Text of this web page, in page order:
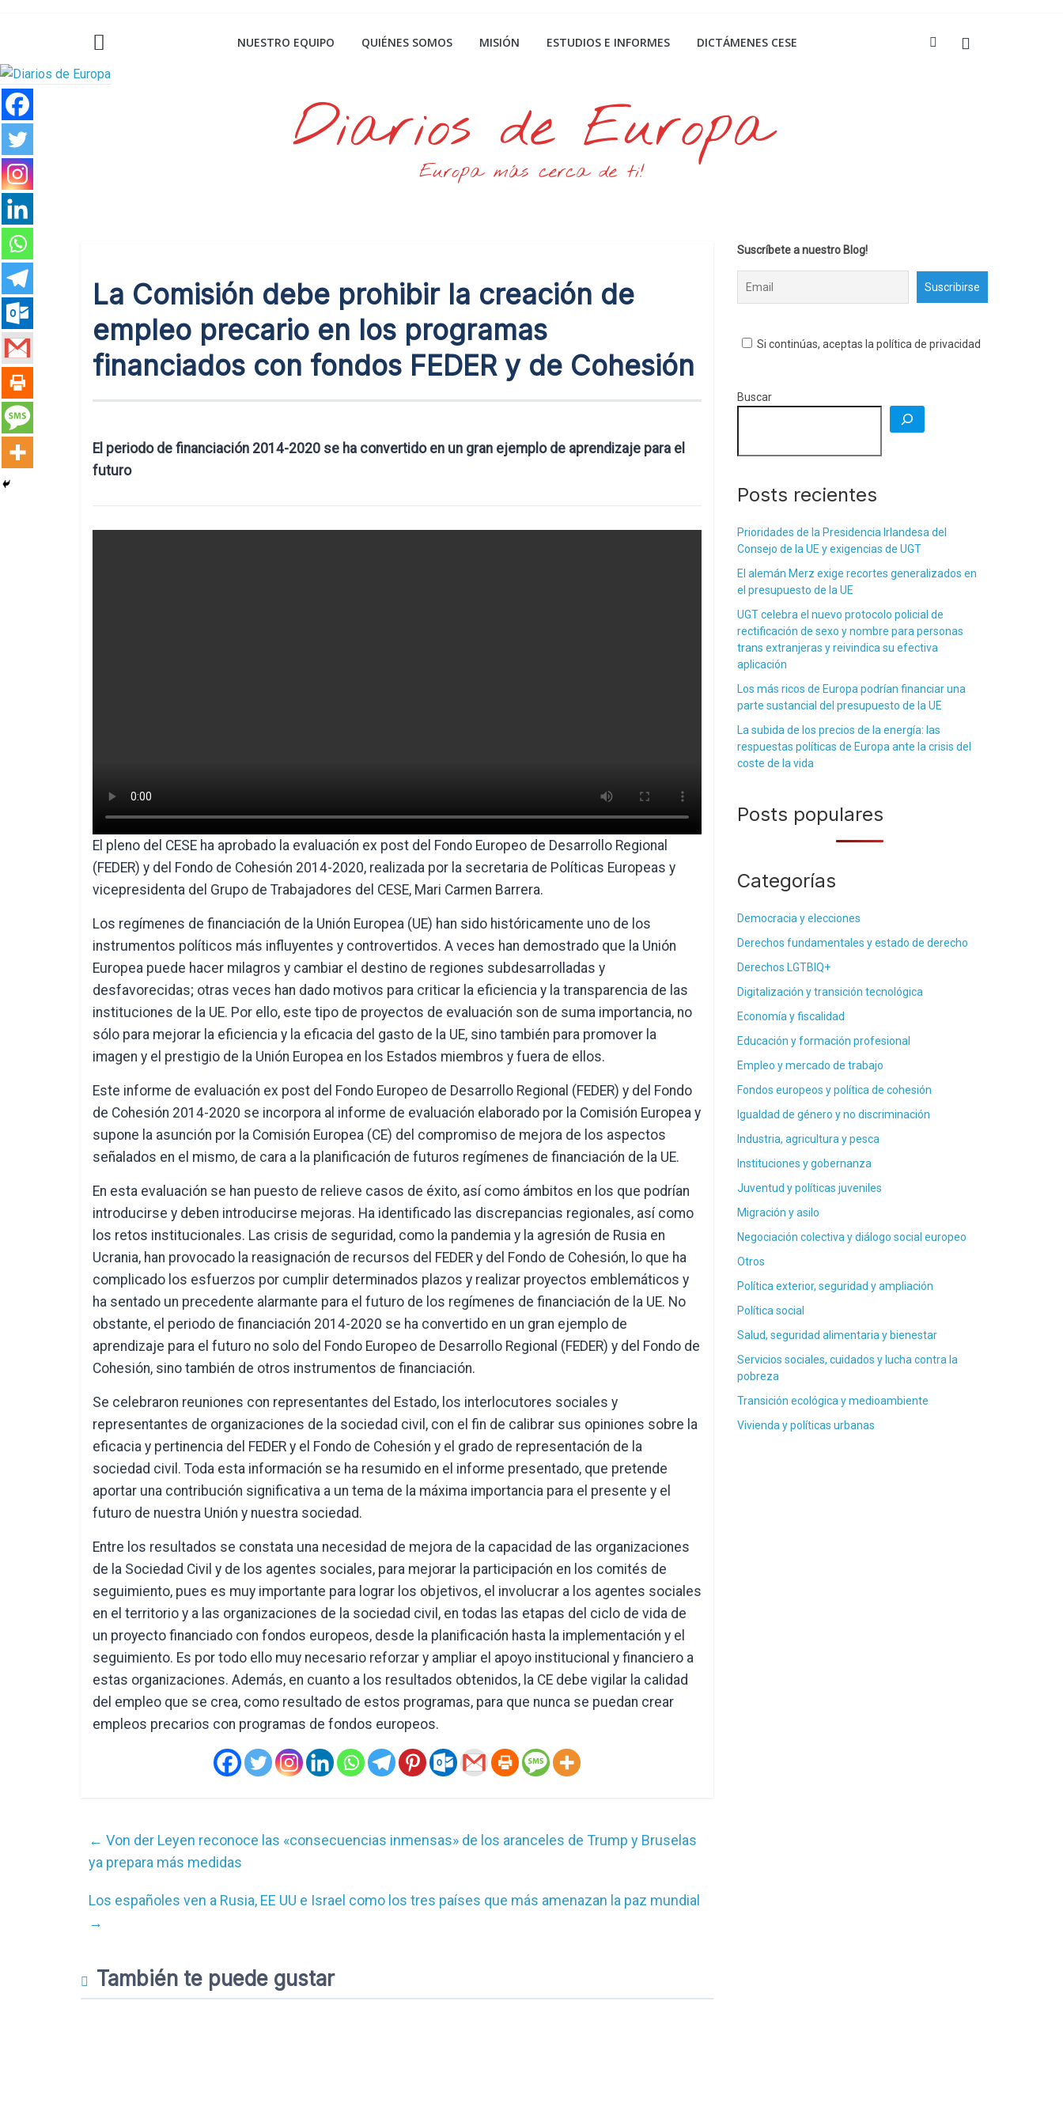
NUESTRO EQUIPO QUIÉNES SOMOS MISIÓN ESTUDIOS E INFORMES DICTÁMENES CESE
Diarios de Europa
Europa más cerca de ti!
La Comisión debe prohibir la creación de
empleo precario en los programas
financiados con fondos FEDER y de Cohesión
El periodo de financiación 2014-2020 se ha convertido en un gran ejemplo de aprendizaje para el
futuro
El pleno del CESE ha aprobado la evaluación ex post del Fondo Europeo de Desarrollo Regional
(FEDER) y del Fondo de Cohesión 2014-2020, realizada por la secretaria de Políticas Europeas y
vicepresidenta del Grupo de Trabajadores del CESE, Mari Carmen Barrera.
Los regímenes de financiación de la Unión Europea (UE) han sido históricamente uno de los
instrumentos políticos más influyentes y controvertidos. A veces han demostrado que la Unión
Europea puede hacer milagros y cambiar el destino de regiones subdesarrolladas y
desfavorecidas; otras veces han dado motivos para criticar la eficiencia y la transparencia de las
instituciones de la UE. Por ello, este tipo de proyectos de evaluación son de suma importancia, no
sólo para mejorar la eficiencia y la eficacia del gasto de la UE, sino también para promover la
imagen y el prestigio de la Unión Europea en los Estados miembros y fuera de ellos.
Este informe de evaluación ex post del Fondo Europeo de Desarrollo Regional (FEDER) y del Fondo
de Cohesión 2014-2020 se incorpora al informe de evaluación elaborado por la Comisión Europea y
supone la asunción por la Comisión Europea (CE) del compromiso de mejora de los aspectos
señalados en el mismo, de cara a la planificación de futuros regímenes de financiación de la UE.
En esta evaluación se han puesto de relieve casos de éxito, así como ámbitos en los que podrían
introducirse y deben introducirse mejoras. Ha identificado las discrepancias regionales, así como
los retos institucionales. Las crisis de seguridad, como la pandemia y la agresión de Rusia en
Ucrania, han provocado la reasignación de recursos del FEDER y del Fondo de Cohesión, lo que ha
complicado los esfuerzos por cumplir determinados plazos y realizar proyectos emblemáticos y
ha sentado un precedente alarmante para el futuro de los regímenes de financiación de la UE. No
obstante, el periodo de financiación 2014-2020 se ha convertido en un gran ejemplo de
aprendizaje para el futuro no solo del Fondo Europeo de Desarrollo Regional (FEDER) y del Fondo de
Cohesión, sino también de otros instrumentos de financiación.
Se celebraron reuniones con representantes del Estado, los interlocutores sociales y
representantes de organizaciones de la sociedad civil, con el fin de calibrar sus opiniones sobre la
eficacia y pertinencia del FEDER y el Fondo de Cohesión y el grado de representación de la
sociedad civil. Toda esta información se ha resumido en el informe presentado, que pretende
aportar una contribución significativa a un tema de la máxima importancia para el presente y el
futuro de nuestra Unión y nuestra sociedad.
Entre los resultados se constata una necesidad de mejora de la capacidad de las organizaciones
de la Sociedad Civil y de los agentes sociales, para mejorar la participación en los comités de
seguimiento, pues es muy importante para lograr los objetivos, el involucrar a los agentes sociales
en el territorio y a las organizaciones de la sociedad civil, en todas las etapas del ciclo de vida de
un proyecto financiado con fondos europeos, desde la planificación hasta la implementación y el
seguimiento. Es por todo ello muy necesario reforzar y ampliar el apoyo institucional y financiero a
estas organizaciones. Además, en cuanto a los resultados obtenidos, la CE debe vigilar la calidad
del empleo que se crea, como resultado de estos programas, para que nunca se puedan crear
empleos precarios con programas de fondos europeos.
← Von der Leyen reconoce las «consecuencias inmensas» de los aranceles de Trump y Bruselas
ya prepara más medidas
Los españoles ven a Rusia, EE UU e Israel como los tres países que más amenazan la paz mundial
→
También te puede gustar
Suscríbete a nuestro Blog!
Si continúas, aceptas la política de privacidad
Buscar
Posts recientes
Prioridades de la Presidencia Irlandesa del
Consejo de la UE y exigencias de UGT
El alemán Merz exige recortes generalizados en
el presupuesto de la UE
UGT celebra el nuevo protocolo policial de
rectificación de sexo y nombre para personas
trans extranjeras y reivindica su efectiva
aplicación
Los más ricos de Europa podrían financiar una
parte sustancial del presupuesto de la UE
La subida de los precios de la energía: las
respuestas políticas de Europa ante la crisis del
coste de la vida
Posts populares
Categorías
Democracia y elecciones
Derechos fundamentales y estado de derecho
Derechos LGTBIQ+
Digitalización y transición tecnológica
Economía y fiscalidad
Educación y formación profesional
Empleo y mercado de trabajo
Fondos europeos y política de cohesión
Igualdad de género y no discriminación
Industria, agricultura y pesca
Instituciones y gobernanza
Juventud y políticas juveniles
Migración y asilo
Negociación colectiva y diálogo social europeo
Otros
Política exterior, seguridad y ampliación
Política social
Salud, seguridad alimentaria y bienestar
Servicios sociales, cuidados y lucha contra la
pobreza
Transición ecológica y medioambiente
Vivienda y políticas urbanas